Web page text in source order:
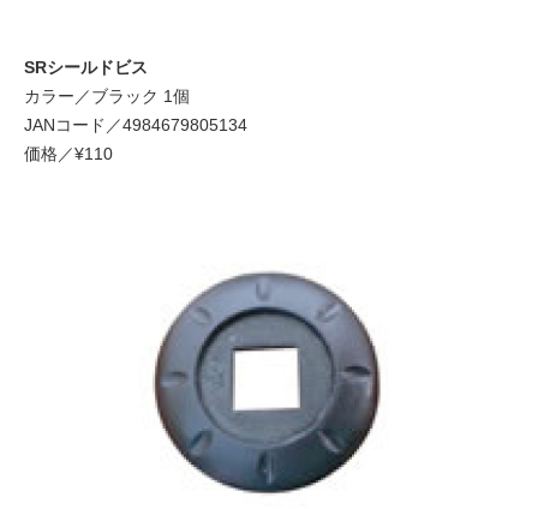
SRシールドビス
カラー／ブラック 1個
JANコード／4984679805134
価格／¥110